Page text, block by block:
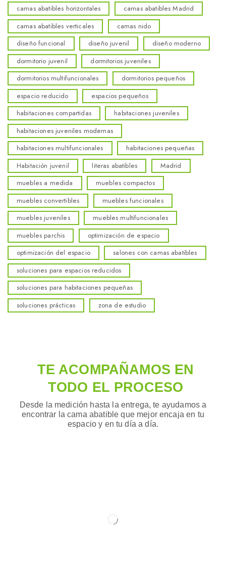
camas abatibles horizontales
camas abatibles Madrid
camas abatibles verticales
camas nido
diseño funcional
diseño juvenil
diseño moderno
dormitorio juvenil
dormitorios juveniles
dormitorios multifuncionales
dormitorios pequeños
espacio reducido
espacios pequeños
habitaciones compartidas
habitaciones juveniles
habitaciones juveniles modernas
habitaciones multifuncionales
habitaciones pequeñas
Habitación juvenil
literas abatibles
Madrid
muebles a medida
muebles compactos
muebles convertibles
muebles funcionales
muebles juveniles
muebles multifuncionales
muebles parchis
optimización de espacio
optimización del espacio
salones con camas abatibles
soluciones para espacios reducidos
soluciones para habitaciones pequeñas
soluciones prácticas
zona de estudio
TE ACOMPAÑAMOS EN
TODO EL PROCESO
Desde la medición hasta la entrega, te ayudamos a
encontrar la cama abatible que mejor encaja en tu
espacio y en tu día a día.